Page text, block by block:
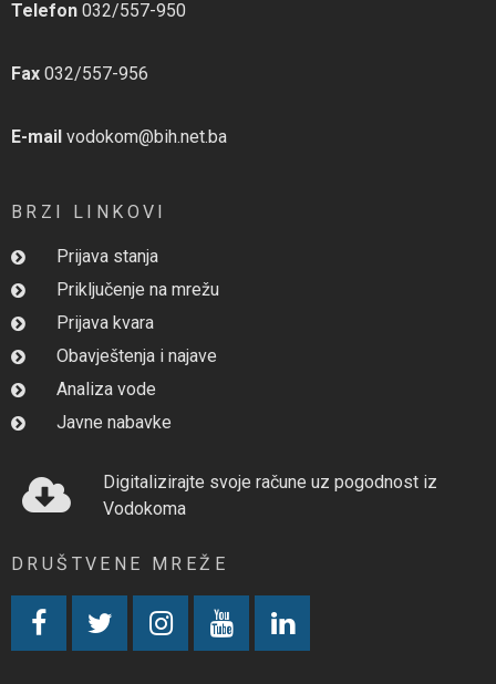
Telefon 032/557-950
Fax 032/557-956
E-mail vodokom@bih.net.ba
BRZI LINKOVI
Prijava stanja
Priključenje na mrežu
Prijava kvara
Obavještenja i najave
Analiza vode
Javne nabavke
Digitalizirajte svoje račune uz pogodnost iz
Vodokoma
DRUŠTVENE MREŽE